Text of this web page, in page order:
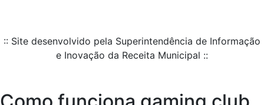
:: Site desenvolvido pela Superintendência de Informação
e Inovação da Receita Municipal ::